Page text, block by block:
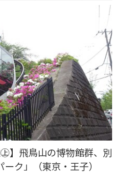
】飛鳥山の博物館群、別
ク」（東京・王子）